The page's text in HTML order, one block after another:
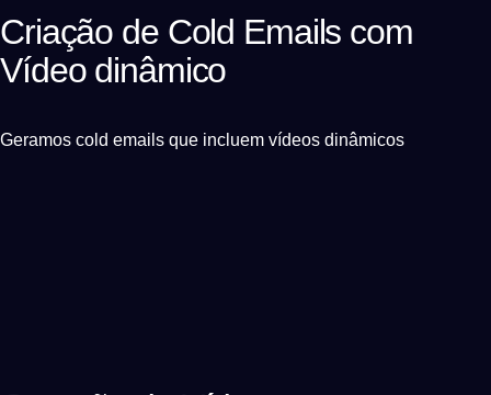
Criação de Cold Emails com
Vídeo dinâmico
Geramos cold emails que incluem vídeos dinâmicos